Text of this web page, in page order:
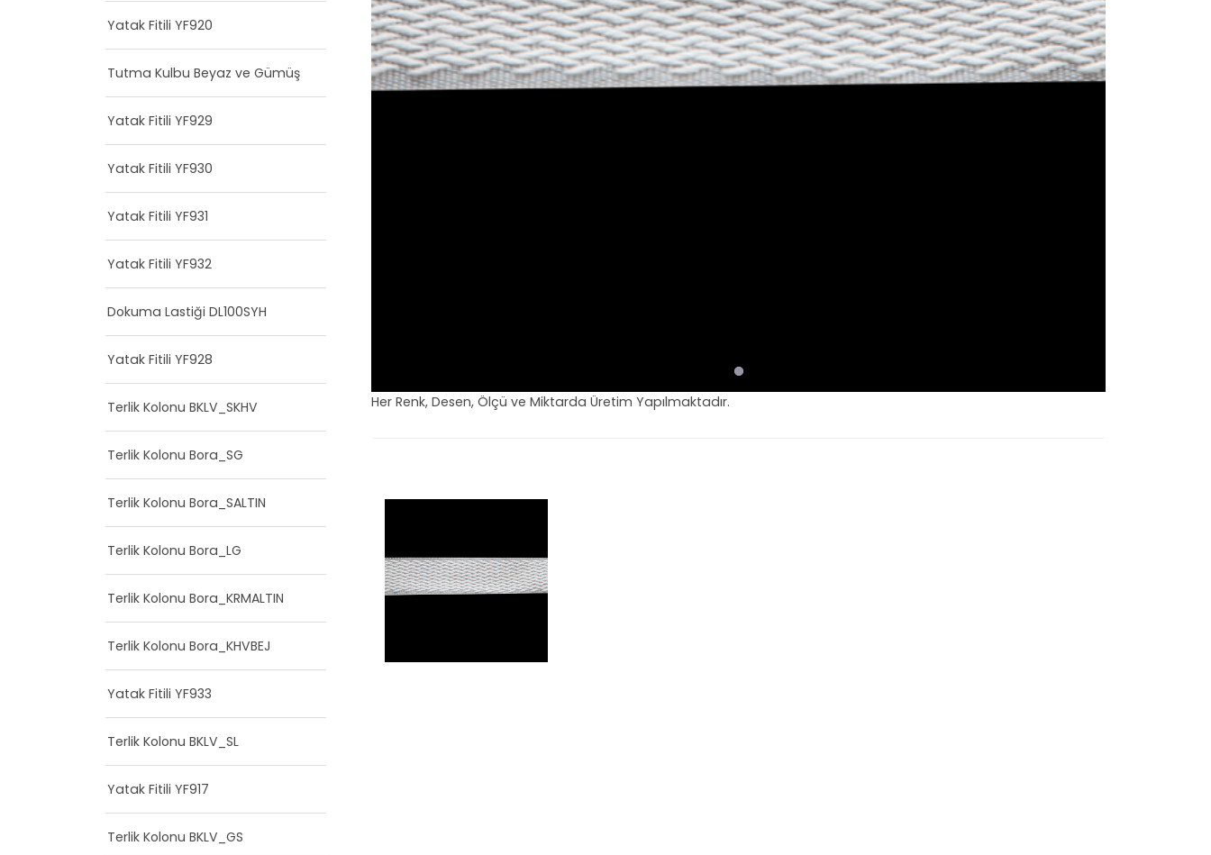
Her Renk, Desen, Ölçü ve Miktarda Üretim Yapılmaktadır.
Yatak Fitili YF920
Tutma Kulbu Beyaz ve Gümüş
Yatak Fitili YF929
Yatak Fitili YF930
Yatak Fitili YF931
Yatak Fitili YF932
Dokuma Lastiği DL100SYH
Yatak Fitili YF928
Terlik Kolonu BKLV_SKHV
Terlik Kolonu Bora_SG
Terlik Kolonu Bora_SALTIN
Terlik Kolonu Bora_LG
Terlik Kolonu Bora_KRMALTIN
Terlik Kolonu Bora_KHVBEJ
Yatak Fitili YF933
Terlik Kolonu BKLV_SL
Yatak Fitili YF917
Terlik Kolonu BKLV_GS